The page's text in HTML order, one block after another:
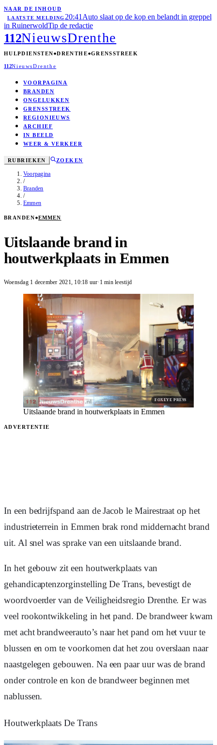
NAAR DE INHOUD
LAATSTE MELDING 20:41 Auto slaat op de kop en belandt in greppel
in RuinerwoldTip de redactie
112NieuwsDrenthe
HULPDIENSTEN DRENTHE GRENSSTREEK
112NieuwsDrenthe
VOORPAGINA
BRANDEN
ONGELUKKEN
GRENSSTREEK
REGIONIEUWS
ARCHIEF
IN BEELD
WEER & VERKEER
RUBRIEKEN ZOEKEN
Voorpagina
/
Branden
/
Emmen
BRANDEN EMMEN
Uitslaande brand in
houtwerkplaats in Emmen
Woensdag 1 december 2021 10:18 uur· 1 min leestijd
FOXEYE PRESS
Uitslaande brand in houtwerkplaats in Emmen
ADVERTENTIE
In een bedrijfspand aan de Jacob le Mairestraat op het
industrieterrein in Emmen brak rond middernacht brand
uit. Al snel was sprake van een uitslaande brand.
In het gebouw zit een houtwerkplaats van
gehandicaptenzorginstelling De Trans, bevestigt de
woordvoerder van de Veiligheidsregio Drenthe. Er was
veel rookontwikkeling in het pand. De brandweer kwam
met acht brandweerauto’s naar het pand om het vuur te
blussen en om te voorkomen dat het zou overslaan naar
naastgelegen gebouwen. Na een paar uur was de brand
onder controle en kon de brandweer beginnen met
nablussen.
Houtwerkplaats De Trans